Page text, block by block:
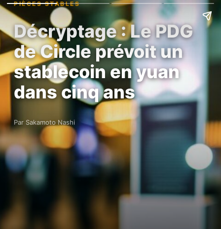
PIÈCES STABLES
Décryptage : Le PDG
de Circle prévoit un
stablecoin en yuan
dans cinq ans
Par Sakamoto Nashi